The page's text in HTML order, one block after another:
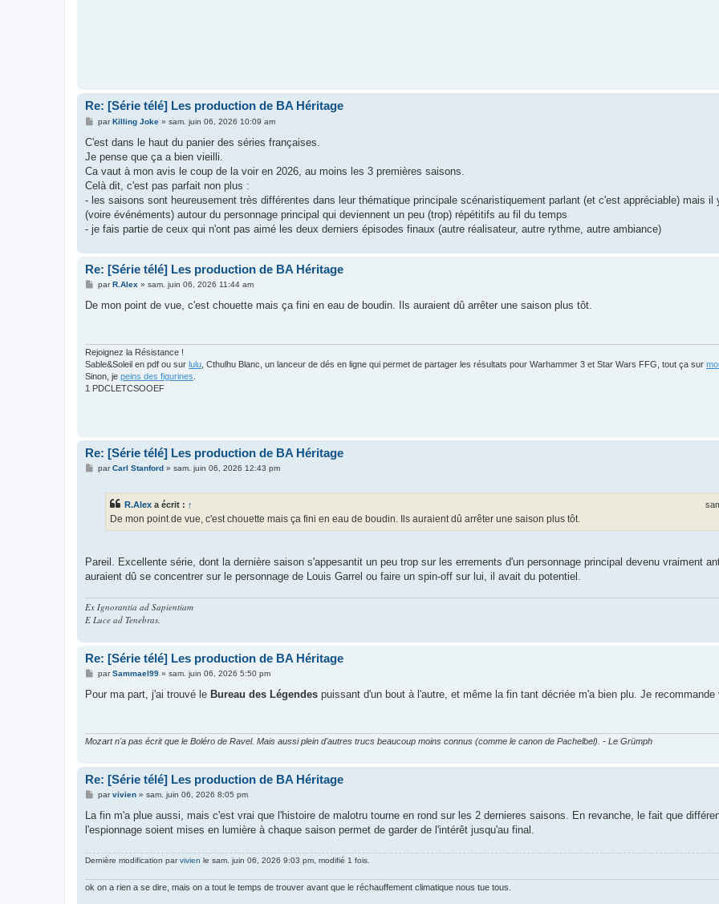
Re: [Série télé] Les production de BA Héritage
M
s
a
g
parKilling Joke» sam. juin 06, 2026 10:09 am
C'est dans le haut du panier des séries françaises.
Je pense que ça a bien vieilli.
Ca vaut à mon avis le coup de la voir en 2026, au moins les 3 premières saisons.
Celà dit, c'est pas parfait non plus :
- les saisons sont heureusement très différentes dans leur thématique principale scénaristiquement parlant (et c'est appréciable) mais il
(voire événéments) autour du personnage principal qui deviennent un peu (trop) répétitifs au fil du temps
- je fais partie de ceux qui n'ont pas aimé les deux derniers épisodes finaux (autre réalisateur, autre rythme, autre ambiance)
Re: [Série télé] Les production de BA Héritage
M
s
parR.Alex» sam. juin 06, 2026 11:44 am
De mon point de vue, c'est chouette mais ça fini en eau de boudin. Ils auraient dû arrêter une saison plus tôt.
Rejoignez la Résistance !
Sable&Soleil en pdf ou sur lulu , Cthulhu Blanc, un lanceur de dés en ligne qui permet de partager les résultats pour Warhammer 3 et Star Wars FFG, tout ça sur
Sinon, je peins des figurines
1 PDCLETCSOOEF
Re: [Série télé] Les production de BA Héritage
MparCarl Stanford» sam. juin 06, 2026 12:43 pm
R.Alex a écrit : ↑
De mon point de vue, c'est chouette mais ça fini en eau de boudin. Ils auraient dû arrêter une saison plus tôt.
Pareil. Excellente série, dont la dernière saison s'appesantit un peu trop sur les errements d'un personnage principal devenu vraiment
auraient dû se concentrer sur le personnage de Louis Garrel ou faire un spin-off sur lui, il avait du potentiel.
Ex Ignorantia ad Sapientiam
E Luce ad Tenebras.
Re: [Série télé] Les production de BA Héritage
M
s
parSammael99» sam. juin 06, 2026 5:50 pm
Pour ma part, j'ai trouvé le Bureau des Légendes puissant d'un bout à l'autre, et même la fin tant décriée m'a bien plu. Je recommande
Mozart n'a pas écrit que le Boléro de Ravel. Mais aussi plein d'autres trucs beaucoup moins connus (comme le canon de Pachelbel). - Le Grümph
Re: [Série télé] Les production de BA Héritage
M
s
a
e
parvivien» sam. juin 06, 2026 8:05 pm
La fin m'a plue aussi, mais c'est vrai que l'histoire de malotru tourne en rond sur les 2 dernieres saisons. En revanche, le fait que
l'espionnage soient mises en lumière à chaque saison permet de garder de l'intérêt jusqu'au final.
Dernière modification parvivien le sam. juin 06, 2026 9:03 pm, modifié 1 fois.
ok on a rien a se dire, mais on a tout le temps de trouver avant que le réchauffement climatique nous tue tous.